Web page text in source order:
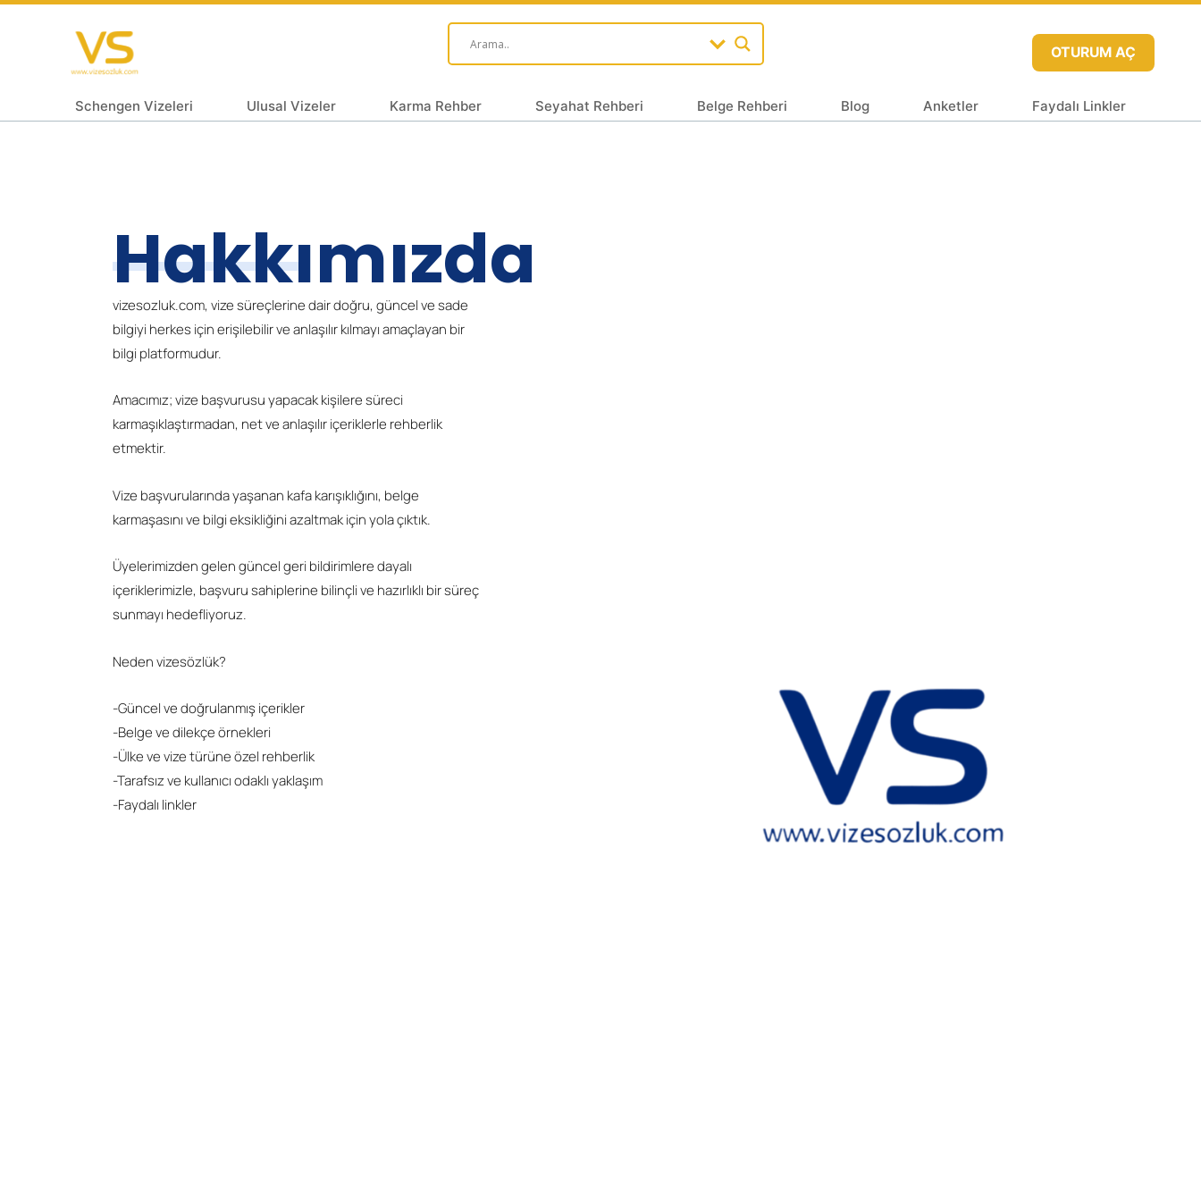
OTURUM AÇ
Schengen Vizeleri Ulusal Vizeler Karma Rehber Seyahat Rehberi Belge Rehberi Blog Anketler Faydalı Linkler
Hakkımızda
vizesozluk.com, vize süreçlerine dair doğru, güncel ve sade
bilgiyi herkes için erişilebilir ve anlaşılır kılmayı amaçlayan bir
bilgi platformudur.
Amacımız; vize başvurusu yapacak kişilere süreci
karmaşıklaştırmadan, net ve anlaşılır içeriklerle rehberlik
etmektir.
Vize başvurularında yaşanan kafa karışıklığını, belge
karmaşasını ve bilgi eksikliğini azaltmak için yola çıktık.
Üyelerimizden gelen güncel geri bildirimlere dayalı
içeriklerimizle, başvuru sahiplerine bilinçli ve hazırlıklı bir süreç
sunmayı hedefliyoruz.
Neden vizesözlük?
-Güncel ve doğrulanmış içerikler
-Belge ve dilekçe örnekleri
-Ülke ve vize türüne özel rehberlik
-Tarafsız ve kullanıcı odaklı yaklaşım
-Faydalı linkler